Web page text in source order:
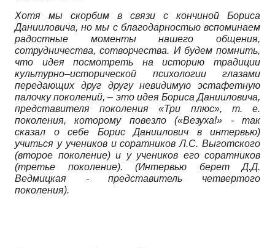
Хотя мы скорбим в связи с кончиной Бориса
Данииловича, но мы с благодарностью вспоминаем
радостные моменты нашего общения,
сотрудничества, сотворчества. И будем помнить,
что идея посмотреть на историю традиции
культурно–исторической психологии глазами
передающих друг другу невидимую эстафетную
палочку поколений, – это идея Бориса Данииловича,
представителя поколения «Три плюс», т. е.
поколения, которому повезло («Везуха!» -так
сказал о себе Борис Даниилович в интервью)
учиться у учеников и соратников Л.С. Выготского
(второе поколение) и у учеников его соратников
(третье поколение). (Интервью берет Д.Д.
Ведмицкая -представитель четвертого
поколения).